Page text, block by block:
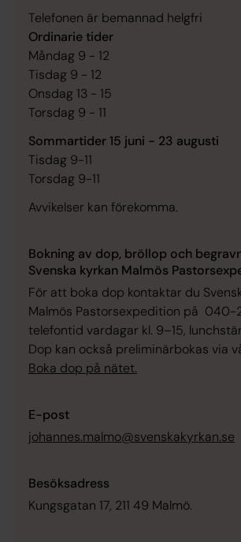
Telefonen är bemannad helgfri
Ordinarie tider
Måndag 9 - 12
Tisdag 9 - 12
Onsdag 13 - 15
Torsdag 9 - 11
Sommartider 15 juni - 23 augusti
Tisdag 9-11
Torsdag 9-11
Avvikelser kan förekomma.
Bokning av dop, bröllop och
Svenska kyrkan Malmös
För att boka dop kontaktar du
Malmös Pastorsexpedition på 040-
telefontid vardagar kl. 9–15,
Dop kan också preliminärbokas via
Boka dop på nätet.
E-post
johannes.malmo@svenskakyrkan.se
Besöksadress
Kungsgatan 17, 211 49 Malmö.